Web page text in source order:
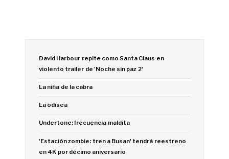
David Harbour repite como Santa Claus en
violento trailer de 'Noche sin paz 2'
La niña de la cabra
La odisea
Undertone: frecuencia maldita
'Estación zombie: tren a Busan' tendrá reestreno
en 4K por décimo aniversario